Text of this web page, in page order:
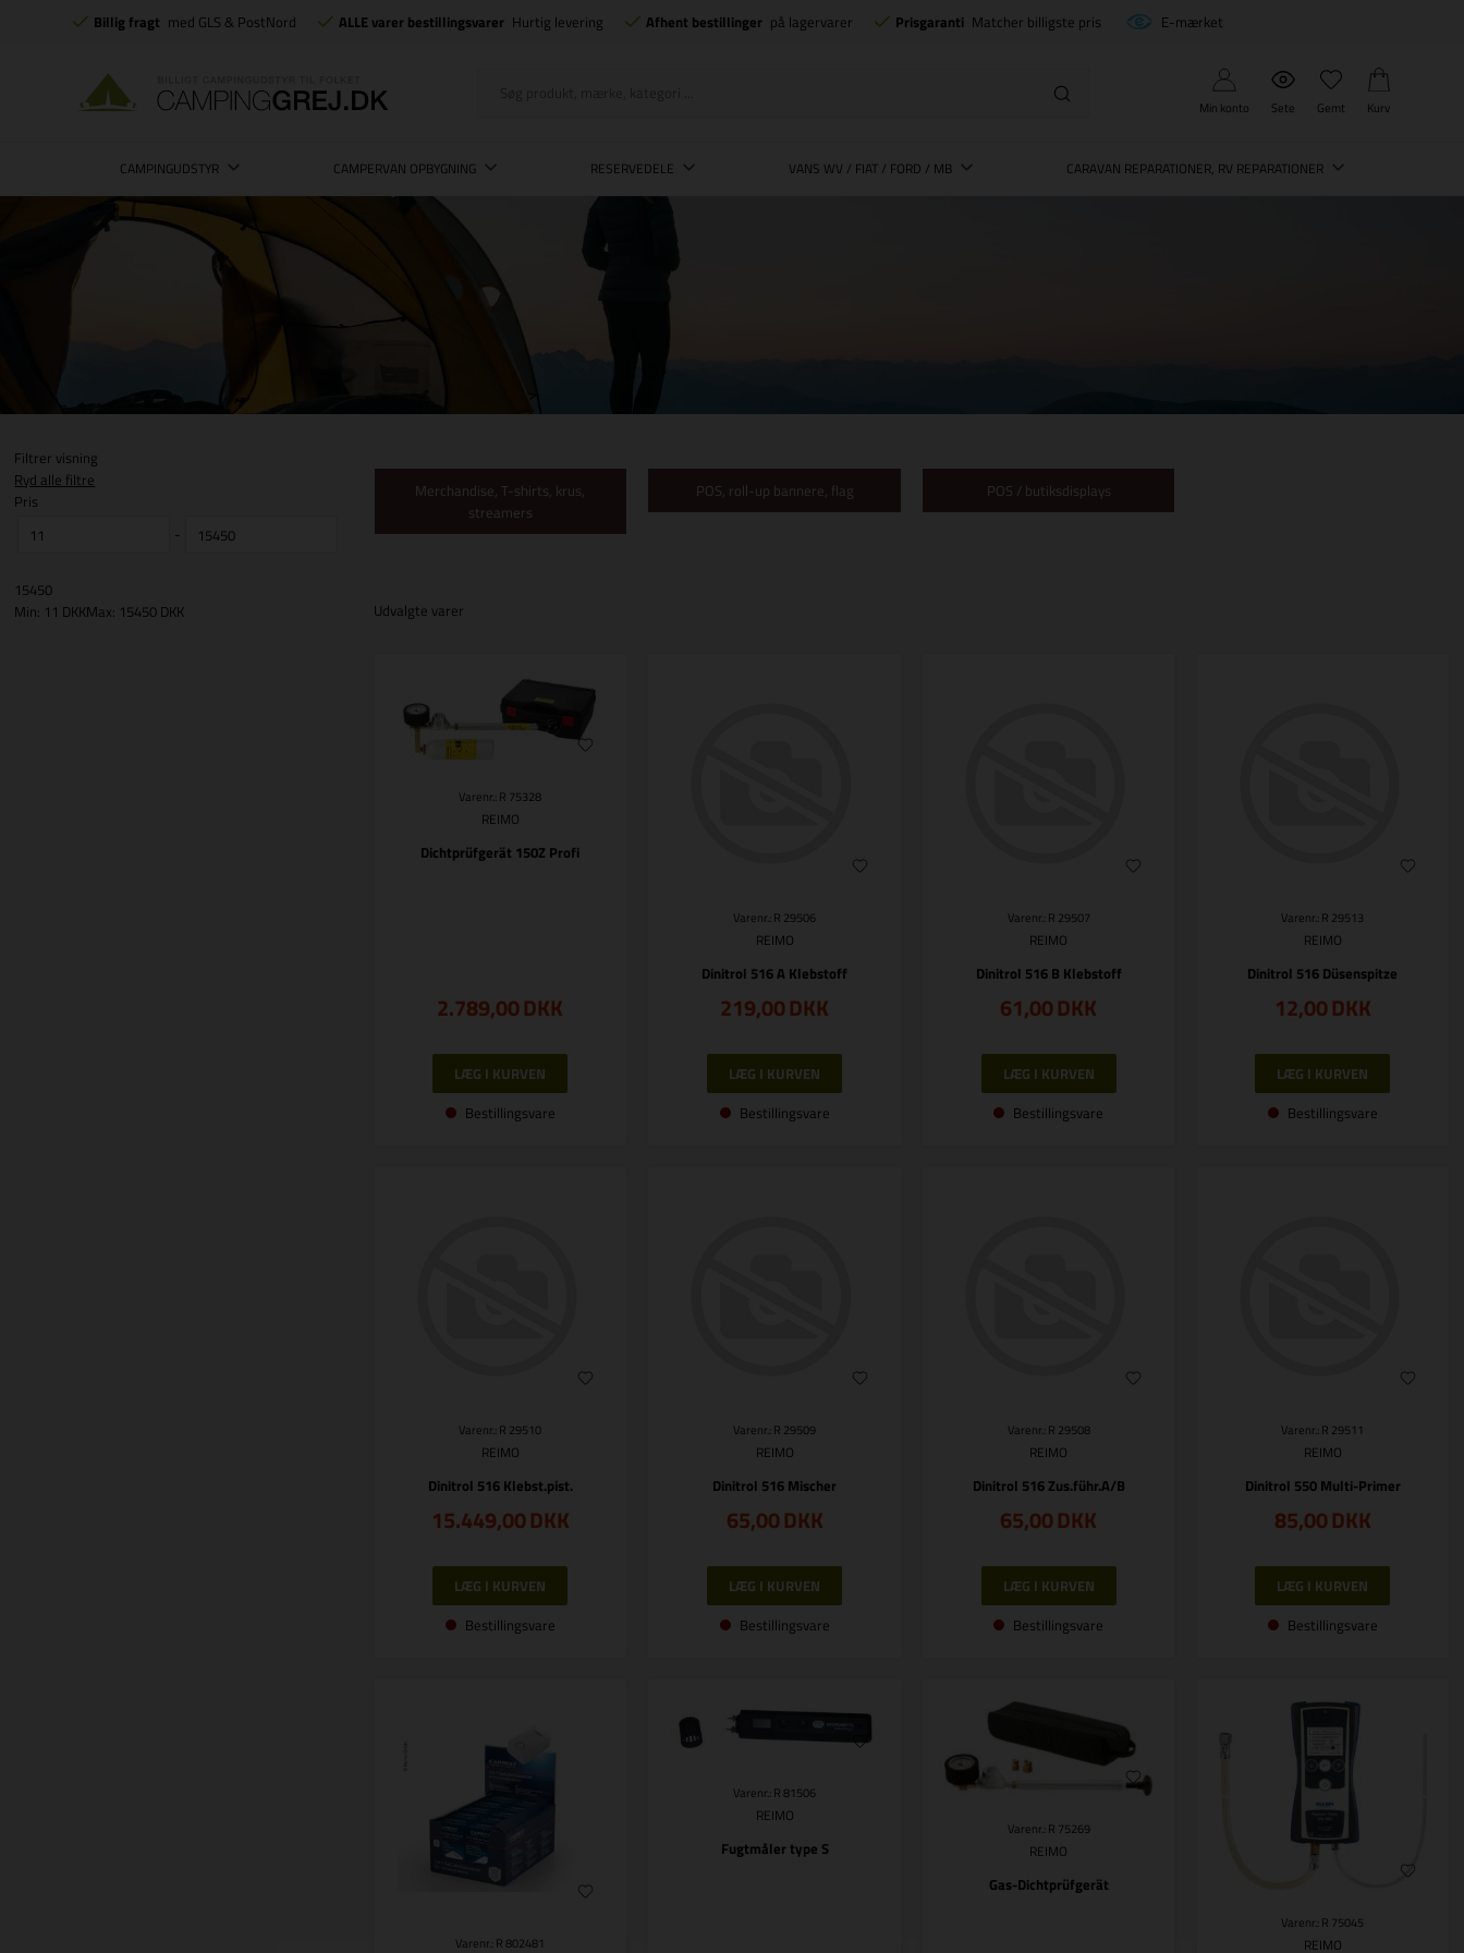
Billig fragt med GLS & PostNord ALLE varer bestillingsvarer Hurtig levering Afhent bestillinger på lagervarer Prisgaranti Matcher billigste pris E-mærket
Min konto Sete Gemt Kurv
CAMPINGUDSTYR CAMPERVAN OPBYGNING RESERVEDELE VANS WV / FIAT / FORD / MB CARAVAN REPARATIONER, RV REPARATIONER
Filtrer visning
Ryd alle filtre
Pris
-
15450
Min: 11 DKKMax: 15450 DKK
Merchandise, T-shirts, krus,
streamers
POS, roll-up bannere, flag POS / butiksdisplays
Udvalgte varer
Varenr.: R 75328
REIMO
Dichtprüfgerät 150Z Profi
2.789,00DKK
Bestillingsvare
Varenr.: R 29506
REIMO
Dinitrol 516 A Klebstoff
219,00DKK
Bestillingsvare
Varenr.: R 29507
REIMO
Dinitrol 516 B Klebstoff
61,00DKK
Bestillingsvare
Varenr.: R 29513
REIMO
Dinitrol 516 Düsenspitze
12,00DKK
Bestillingsvare
Varenr.: R 29510
REIMO
Dinitrol 516 Klebst.pist.
15.449,00DKK
Bestillingsvare
Varenr.: R 29509
REIMO
Dinitrol 516 Mischer
65,00DKK
Bestillingsvare
Varenr.: R 29508
REIMO
Dinitrol 516 Zus.führ.A/B
65,00DKK
Bestillingsvare
Varenr.: R 29511
REIMO
Dinitrol 550 Multi-Primer
85,00DKK
Bestillingsvare
Varenr.: R 802481
Varenr.: R 81506
REIMO
Fugtmåler type S
Varenr.: R 75269
REIMO
Gas-Dichtprüfgerät
Varenr.: R 75045
REIMO